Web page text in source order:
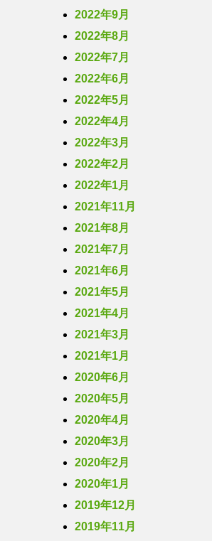
2022年9月
2022年8月
2022年7月
2022年6月
2022年5月
2022年4月
2022年3月
2022年2月
2022年1月
2021年11月
2021年8月
2021年7月
2021年6月
2021年5月
2021年4月
2021年3月
2021年1月
2020年6月
2020年5月
2020年4月
2020年3月
2020年2月
2020年1月
2019年12月
2019年11月